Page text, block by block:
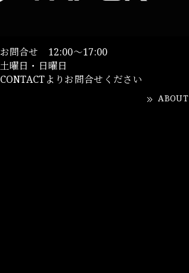
お問合せ 12:00～17:00
土曜日・日曜日
CONTACTよりお問合せください
ABOUT